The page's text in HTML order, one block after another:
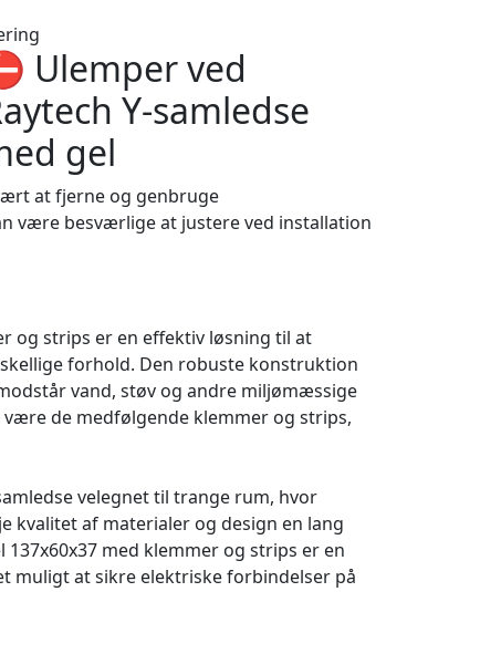
Ulemper ved
Y-samledse
gel
at fjerne og genbruge
være besværlige at justere ved installation
og strips er en effektiv løsning til at
forhold. Den robuste konstruktion
vand, støv og andre miljømæssige
de medfølgende klemmer og strips,
velegnet til trange rum, hvor
kvalitet af materialer og design en lang
med klemmer og strips er en
muligt at sikre elektriske forbindelser på